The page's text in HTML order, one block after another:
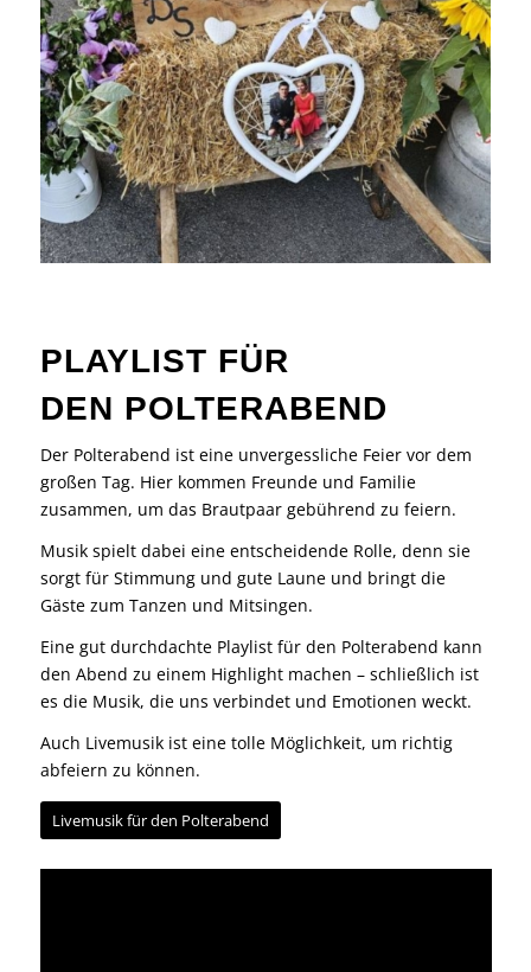
PLAYLIST FÜR
DEN POLTERABEND
Der Polterabend ist eine unvergessliche Feier vor dem
großen Tag. Hier kommen Freunde und Familie
zusammen, um das Brautpaar gebührend zu feiern.
Musik spielt dabei eine entscheidende Rolle, denn sie
sorgt für Stimmung und gute Laune und bringt die
Gäste zum Tanzen und Mitsingen.
Eine gut durchdachte Playlist für den Polterabend kann
den Abend zu einem Highlight machen – schließlich ist
es die Musik, die uns verbindet und Emotionen weckt.
Auch Livemusik ist eine tolle Möglichkeit, um richtig
abfeiern zu können.
Livemusik für den Polterabend